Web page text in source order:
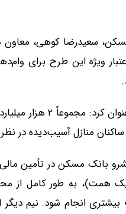
سعیدرضا کوهی، معاون
ویژه این طرح برای
منازل آسیب‌دیده در
بانک مسکن در تأمین
همت)، به طور کامل از
انجام شود. نیم